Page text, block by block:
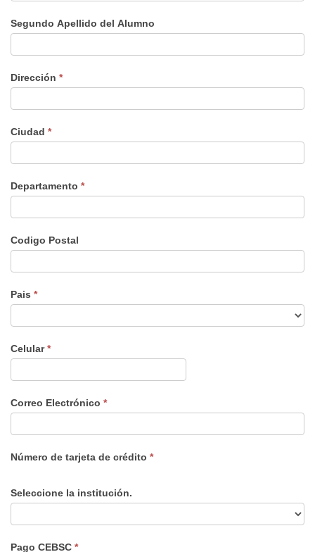
Segundo Apellido del Alumno
Dirección *
Ciudad *
Departamento *
Codigo Postal
Pais *
Celular*
Correo Electrónico *
Número de tarjeta de crédito *
Seleccione la institución.
Pago CEBSC *